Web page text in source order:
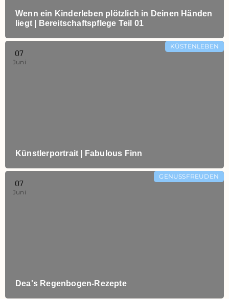
Wenn ein Kinderleben plötzlich in Deinen Händen
liegt | Bereitschaftspflege Teil 01
Künstlerportrait | Fabulous Finn
KÜSTENLEBEN
07
Juni
Dea's Regenbogen-Rezepte
GENUSSFREUDEN
07
Juni